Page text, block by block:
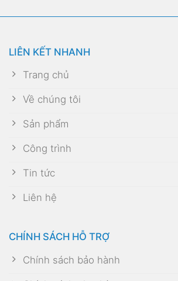
LIÊN KẾT NHANH
Trang chủ
Về chúng tôi
Sản phẩm
Công trình
Tin tức
Liên hệ
CHÍNH SÁCH HỖ TRỢ
Chính sách bảo hành